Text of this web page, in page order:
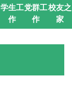
学生工
作
党群工
作
校友之
家